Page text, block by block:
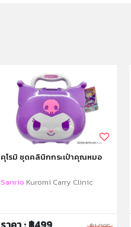
คุโรมิ ชุดคลินิกกระเป๋าคุณหมอ
Sanrio Kuromi Carry Clinic